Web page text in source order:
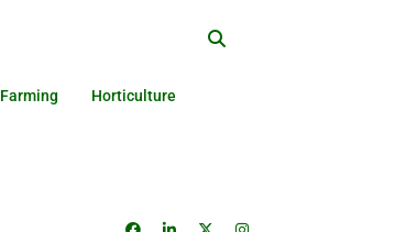
Farming Horticulture